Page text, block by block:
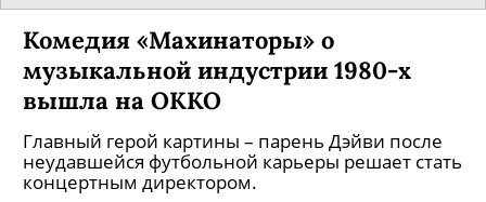
Адвокат потерпевших: Михаил
Ефремов отказался признать вину
в совершении ДТП
По его словам, это зафиксировано в материалах